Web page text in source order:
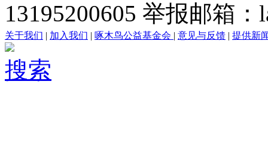
13195200605 举报邮箱
关于我们 | 加入我们 | 啄木鸟公益基金会 | 意见与反馈 | 提供新
搜索